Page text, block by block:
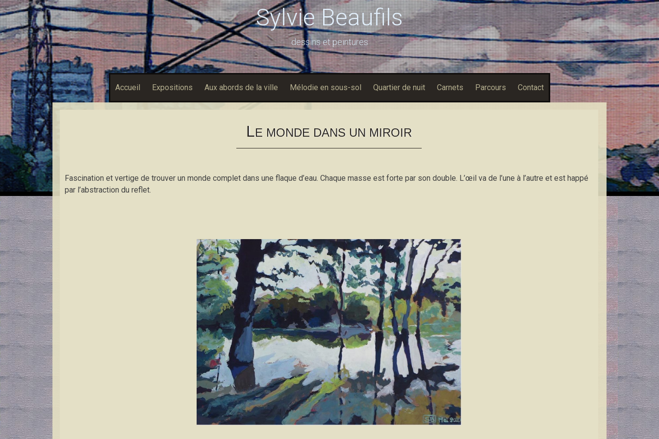
Sylvie Beaufils
dessins et peintures
Accueil Expositions Aux abords de la ville Mélodie en sous-sol Quartier de nuit Carnets Parcours Contact
LE MONDE DANS UN MIROIR
Fascination et vertige de trouver un monde complet dans une flaque d’eau. Chaque masse est forte par son double. L’œil va de l’une à l’autre et est happé
par l’abstraction du reflet.